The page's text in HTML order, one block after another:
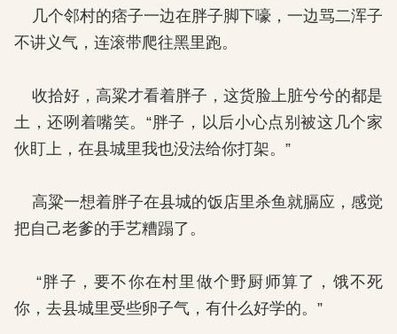
几个邻村的痞子一边在胖子脚下嚎，一边骂二浑子
不讲义气，连滚带爬往黑里跑。
收拾好，高粱才看着胖子，这货脸上脏兮兮的都是
土，还咧着嘴笑。“胖子，以后小心点别被这几个家
伙盯上，在县城里我也没法给你打架。”
高粱一想着胖子在县城的饭店里杀鱼就膈应，感觉
把自己老爹的手艺糟蹋了。
“胖子，要不你在村里做个野厨师算了，饿不死
你，去县城里受些卵子气，有什么好学的。”